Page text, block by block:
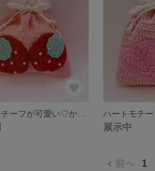
いちごモチーフが可愛い♡かぎ針編み巾着 ピンク
展示中
前へ 1